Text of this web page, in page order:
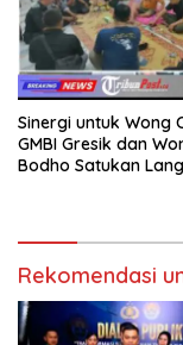
Sinergi untuk Wong
GMBI Gresik dan
Bodho Satukan
Rekomendasi